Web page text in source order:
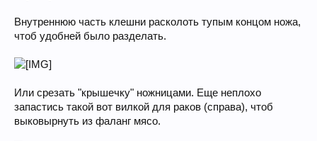
Внутреннюю часть клешни расколоть тупым концом ножа,
чтоб удобней было разделать.
Или срезать "крышечку" ножницами. Еще неплохо
запастись такой вот вилкой для раков (справа), чтоб
выковырнуть из фаланг мясо.